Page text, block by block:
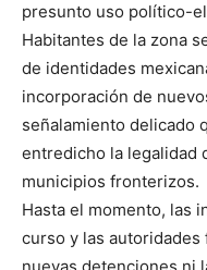
presunto uso político-
Habitantes de la zona
de identidades
incorporación de
señalamiento delicado
entredicho la legalidad
municipios fronterizos.
Hasta el momento, las
curso y las